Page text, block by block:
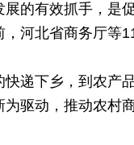
的有效抓手，是
河北省商务厅等
递下乡，到农产
驱动，推动农村